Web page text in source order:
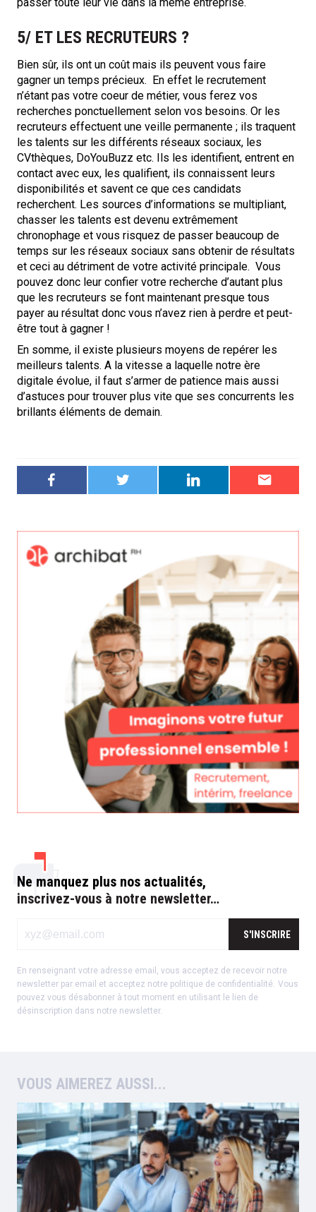
5/ ET LES RECRUTEURS ?
Bien sûr, ils ont un coût mais ils peuvent vous faire
gagner un temps précieux. En effet le recrutement
n’étant pas votre coeur de métier, vous ferez vos
recherches ponctuellement selon vos besoins. Or les
recruteurs effectuent une veille permanente ; ils traquent
les talents sur les différents réseaux sociaux, les
CVthèques, DoYouBuzz etc. Ils les identifient, entrent en
contact avec eux, les qualifient, ils connaissent leurs
disponibilités et savent ce que ces candidats
recherchent. Les sources d’informations se multipliant,
chasser les talents est devenu extrêmement
chronophage et vous risquez de passer beaucoup de
temps sur les réseaux sociaux sans obtenir de résultats
et ceci au détriment de votre activité principale. Vous
pouvez donc leur confier votre recherche d’autant plus
que les recruteurs se font maintenant presque tous
payer au résultat donc vous n’avez rien à perdre et peut-
être tout à gagner !
En somme, il existe plusieurs moyens de repérer les
meilleurs talents. A la vitesse a laquelle notre ère
digitale évolue, il faut s’armer de patience mais aussi
d’astuces pour trouver plus vite que ses concurrents les
brillants éléments de demain.
Ne manquez plus nos actualités,
inscrivez-vous à notre newsletter…
S'INSCRIRE
En renseignant votre adresse email, vous acceptez de recevoir notre
newsletter par email et acceptez notre politique de confidentialité Vous
pouvez vous désabonner à tout moment en utilisant le lien de
désinscription dans notre newsletter.
VOUS AIMEREZ AUSSI